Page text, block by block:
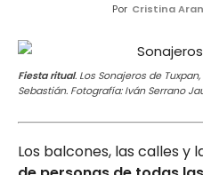
Por Cristina
Fiesta ritual. Los Sonajeros de
Sebastián. Fotografía: Iván Serrano
Los balcones, las calles y